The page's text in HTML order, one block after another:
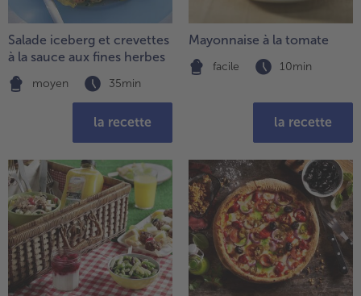
Salade iceberg et crevettes
à la sauce aux fines herbes
moyen 35min
la recette
Mayonnaise à la tomate
facile 10min
la recette